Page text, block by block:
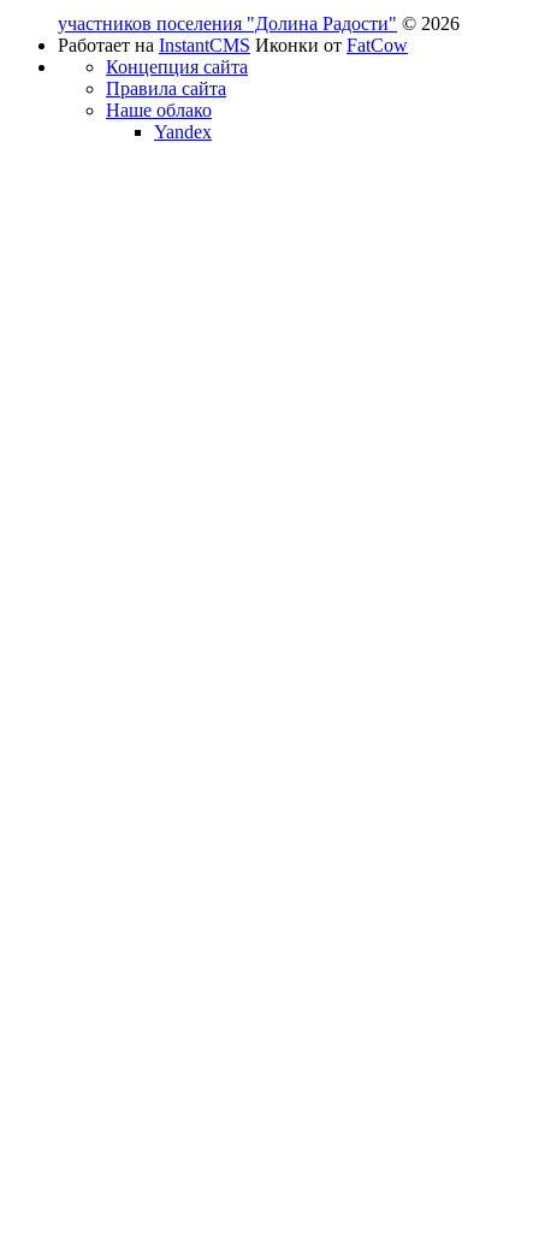
участников поселения "Долина Радости" © 2026
Работает на InstantCMS Иконки от FatCow
Концепция сайта
Правила сайта
Наше облако
Yandex